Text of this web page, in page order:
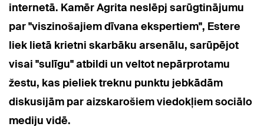
internetā. Kamēr Agrita neslēpj sarūgtinājumu
par "viszinošajiem dīvana ekspertiem", Estere
liek lietā krietni skarbāku arsenālu, sarūpējot
visai "sulīgu" atbildi un veltot nepārprotamu
žestu, kas pieliek treknu punktu jebkādām
diskusijām par aizskarošiem viedokļiem sociālo
mediju vidē.